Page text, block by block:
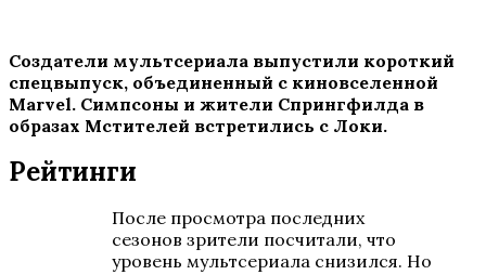
Создатели мультсериала выпустили короткий
спецвыпуск, объединенный с киновселенной
Marvel. Симпсоны и жители Спрингфилда в
образах Мстителей встретились с Локи.
Рейтинги
После просмотра последних
сезонов зрители посчитали, что
уровень мультсериала снизился. Но